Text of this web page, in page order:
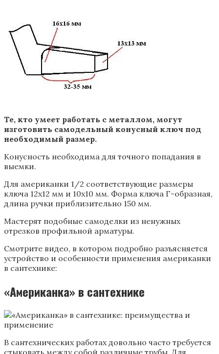
Те, кто умеет работать с металлом, могут
изготовить самодельный конусный ключ под
необходимый размер.
Конусность необходима для точного попадания в
выемки.
Для американки 1/2 соответствующие размеры
ключа 12х12 мм и 10х10 мм. Форма ключа Г-образная,
длина ручки приблизительно 150 мм.
Мастерят подобные самоделки из ненужных
отрезков профильной арматуры.
Смотрите видео, в котором подробно разъясняется
устройство и особенности применения американки
в сантехнике:
«Американка» в сантехнике
В сантехнических работах довольно часто требуется
стыковать между собой различные трубы. Для